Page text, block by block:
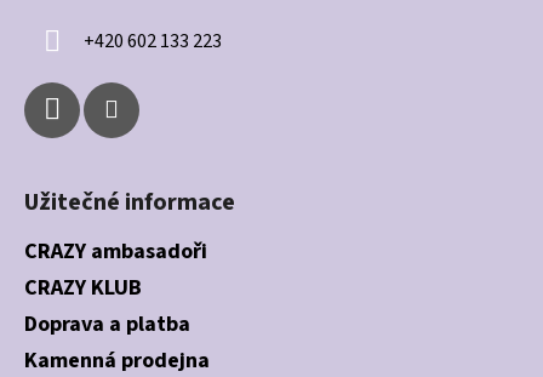
+420 602 133 223
Užitečné informace
CRAZY ambasadoři
CRAZY KLUB
Doprava a platba
Kamenná prodejna